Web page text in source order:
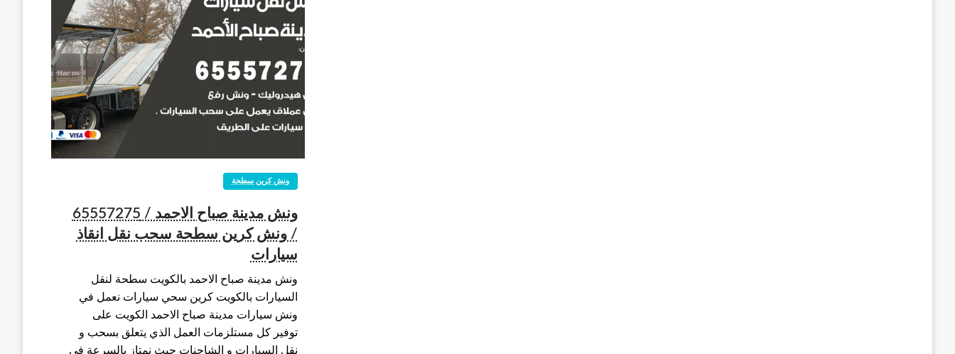
ونش كرين سطحة
ونش مدينة صباح الاحمد / 65557275
/ ونش كرين سطحة سحب نقل انقاذ
سيارات
ونش مدينة صباح الاحمد بالكويت سطحة لنقل
السيارات بالكويت كرين سحي سيارات نعمل في
ونش سيارات مدينة صباح الاحمد الكويت على
توفير كل مستلزمات العمل الذي يتعلق بسحب و
نقل السيارات و الشاحنات حيث نمتاز بالسرعة في